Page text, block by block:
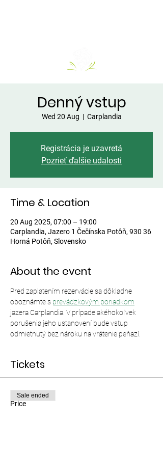
Denný vstup
Wed 20 Aug
  |
Carplandia
Registrácia je uzavretá
Pozrieť ďalšie udalosti
Time & Location
20 Aug 2025, 07:00 – 19:00
Carplandia, Jazero 1 Čečínska Potôň, 930 36
Horná Potôň, Slovensko
About the event
Pred zaplatením rezervácie sa dôkladne
oboznámte s prevádzkovým poriadkom
jazera Carplandia. V prípade akéhokoľvek
porušenia jeho ustanovení bude vstup
odmietnutý bez nároku na vrátenie peňazí.
Tickets
Price
Sale ended